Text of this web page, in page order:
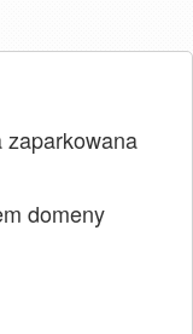
zaparkowana
domeny